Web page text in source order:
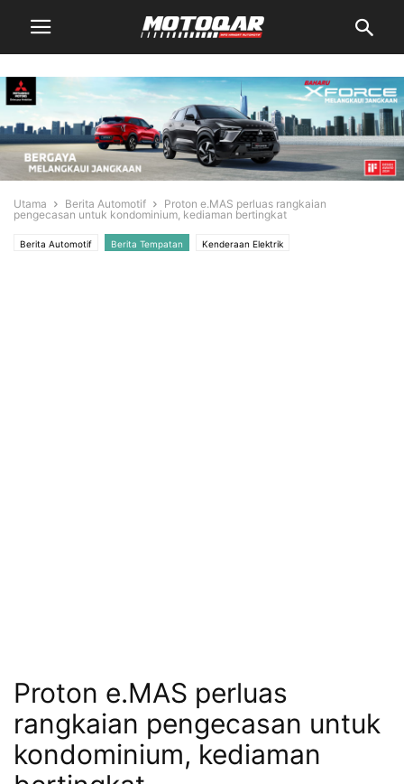
Utama Berita Automotif
Proton e.MAS perluas rangkaian
pengecasan untuk kondominium, kediaman bertingkat
Berita Automotif Berita Tempatan Kenderaan Elektrik
Proton e.MAS perluas
rangkaian pengecasan untuk
kondominium, kediaman